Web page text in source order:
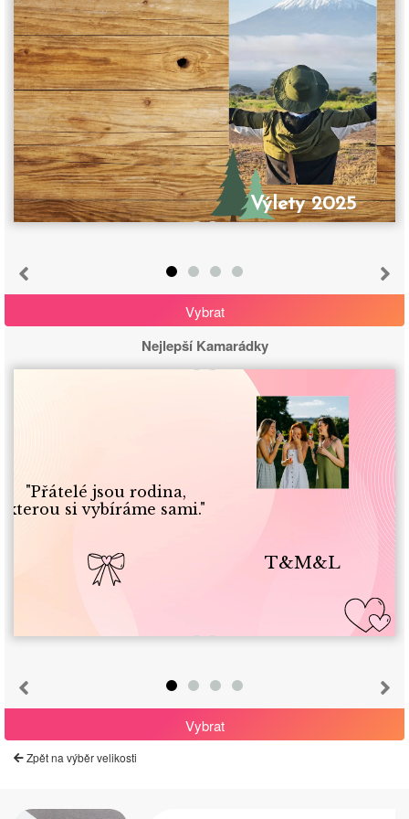
Výlety 2025
Vybrat
Nejlepší Kamarádky
"Přátelé jsou rodina,
kterou si vybíráme sami."
T&M&L
Vybrat
Zpět na výběr velikosti